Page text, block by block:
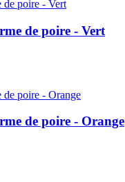
de poire - Vert
de poire - Orange